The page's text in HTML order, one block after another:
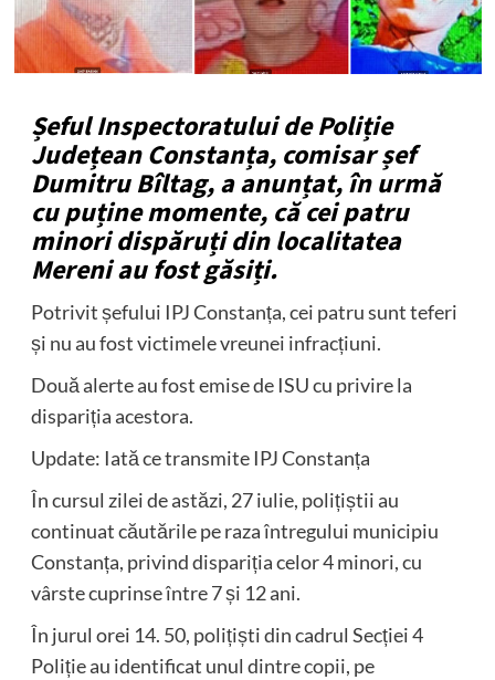
Șeful Inspectoratului de Poliție
Județean Constanța, comisar șef
Dumitru Bîltag, a anunțat, în urmă
cu puține momente, că cei patru
minori dispăruți din localitatea
Mereni au fost găsiți.
Potrivit șefului IPJ Constanța, cei patru sunt teferi
și nu au fost victimele vreunei infracțiuni.
Două alerte au fost emise de ISU cu privire la
dispariția acestora.
Update: Iată ce transmite IPJ Constanța
În cursul zilei de astăzi, 27 iulie, polițiștii au
continuat căutările pe raza întregului municipiu
Constanța, privind dispariția celor 4 minori, cu
vârste cuprinse între 7 și 12 ani.
În jurul orei 14. 50, polițiști din cadrul Secției 4
Poliție au identificat unul dintre copii, pe